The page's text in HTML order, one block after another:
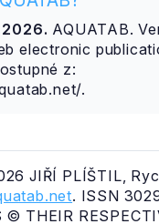
2026. AQUATAB.
electronic
z:
.
JIŘÍ PLÍŠTIL,
. ISSN
© THEIR